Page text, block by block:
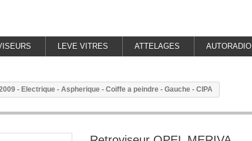
LEVE VITRES ATTELAGES AUTORADIO
- Electrique - Aspherique - Coiffe a peindre - Gauche - CIPA